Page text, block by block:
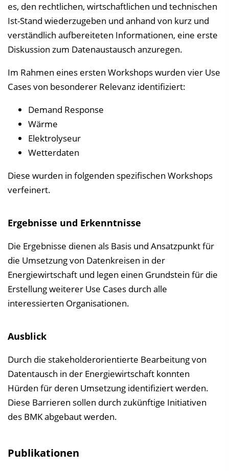
es, den rechtlichen, wirtschaftlichen und technischen
Ist-Stand wiederzugeben und anhand von kurz und
verständlich aufbereiteten Informationen, eine erste
Diskussion zum Datenaustausch anzuregen.
Im Rahmen eines ersten Workshops wurden vier Use
Cases von besonderer Relevanz identifiziert:
Demand Response
Wärme
Elektrolyseur
Wetterdaten
Diese wurden in folgenden spezifischen Workshops
verfeinert.
Ergebnisse und Erkenntnisse
Die Ergebnisse dienen als Basis und Ansatzpunkt für
die Umsetzung von Datenkreisen in der
Energiewirtschaft und legen einen Grundstein für die
Erstellung weiterer Use Cases durch alle
interessierten Organisationen.
​Ausblick
Durch die stakeholderorientierte Bearbeitung von
Datentausch in der Energiewirtschaft konnten
Hürden für deren Umsetzung identifiziert werden.
Diese Barrieren sollen durch zukünftige Initiativen
des BMK abgebaut werden.
Publikationen